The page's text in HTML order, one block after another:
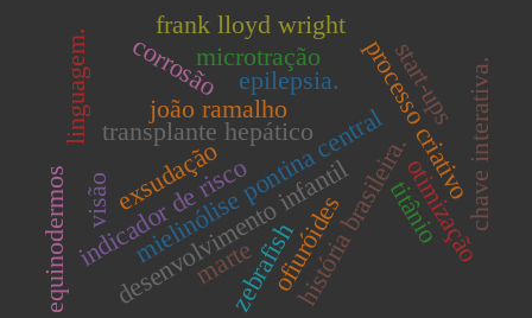
mielinólise pontina central
transplante hepático processo criativo
joão ramalho
história brasileira.
desenvolvimento infantil
indicador de risco
linguagem.
ofiuróides
equinodermos
chave interativa.
zebrafish
epilepsia.
microtração
frank lloyd wright
otimização
titânio
corrosão start-ups
exsudação
marte
visão